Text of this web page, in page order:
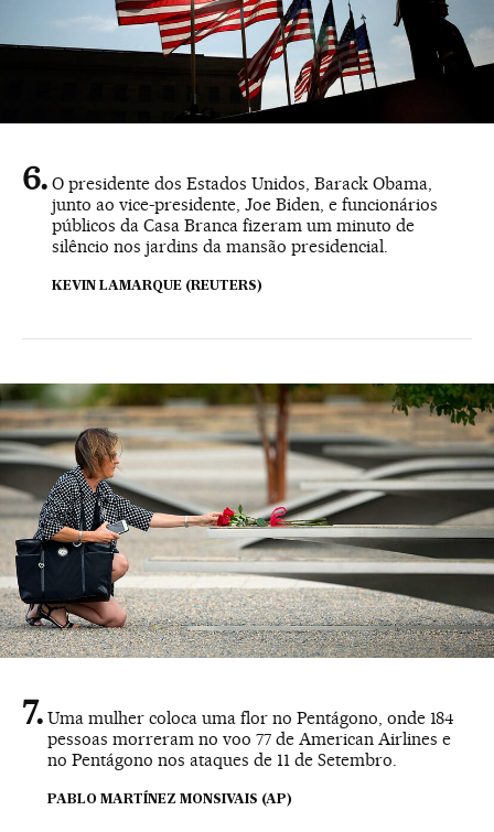
O presidente dos Estados Unidos, Barack Obama,
junto ao vice-presidente, Joe Biden, e funcionários
públicos da Casa Branca fizeram um minuto de
silêncio nos jardins da mansão presidencial.
KEVIN LAMARQUE (REUTERS)
Uma mulher coloca uma flor no Pentágono, onde 184
pessoas morreram no voo 77 de American Airlines e
no Pentágono nos ataques de 11 de Setembro.
PABLO MARTÍNEZ MONSIVAIS (AP)